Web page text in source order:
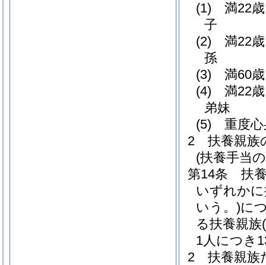
(1)
満22
子
(2)
満22
孫
(3)
満60
(4)
満22
弟妹
(5)
重度
2
扶養親族
(扶養手当
第14条
扶
いずれか
いう。)に
る扶養親族
1人につき
2
扶養親族